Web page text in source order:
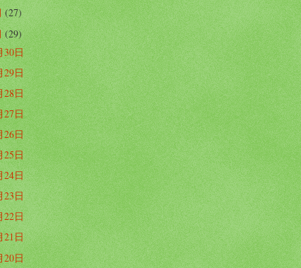
(27)
(29)
30日
29日
28日
27日
26日
25日
24日
23日
22日
21日
20日